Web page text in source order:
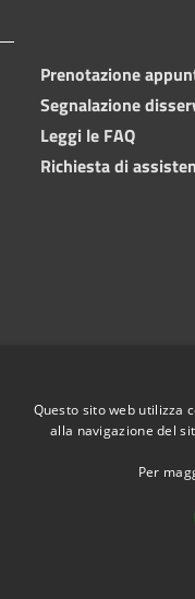
Prenotazione
Segnalazione
Leggi le FAQ
Richiesta di
Questo sito web utilizza
alla navigazione del
Per